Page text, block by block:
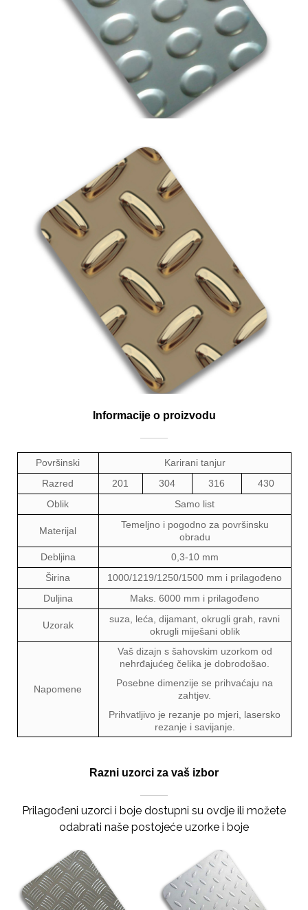
Informacije o proizvodu
Površinski
Karirani tanjur
Razred
201 304 316
430
Oblik
Samo list
Materijal
Temeljno i pogodno za površinsku
obradu
Debljina
0,3-10 mm
Širina
1000/1219/1250/1500 mm i prilagođeno
Duljina
Maks. 6000 mm i prilagođeno
Uzorak
suza, leća, dijamant, okrugli grah, ravni
okrugli miješani oblik
Napomene
Vaš dizajn s šahovskim uzorkom od
nehrđajućeg čelika je dobrodošao.
Posebne dimenzije se prihvaćaju na
zahtjev.
Prihvatljivo je rezanje po mjeri, lasersko
rezanje i savijanje.
Razni uzorci za vaš izbor
Prilagođeni uzorci i boje dostupni su ovdje ili možete
odabrati naše postojeće uzorke i boje